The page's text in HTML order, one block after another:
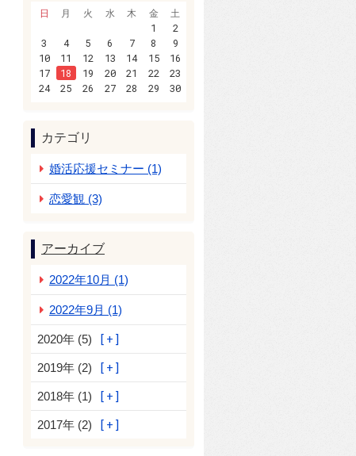
日
月 火 水 木 金
土
1
2
3
4 5 6 7 8
9
10
11 12 13 14 15
16
17
18 19 20 21 22
23
24
25 26 27 28 29 30
カテゴリ
婚活応援セミナー (1)
恋愛観 (3)
アーカイブ
2022年10月 (1)
2022年9月 (1)
2020年 (5)
2019年 (2)
2018年 (1)
2017年 (2)